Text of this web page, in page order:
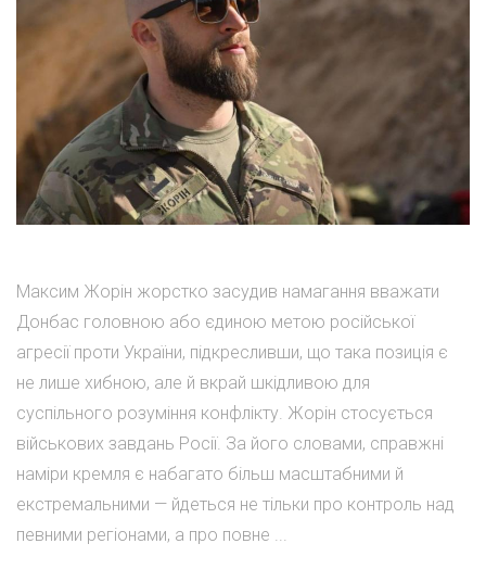
Максим Жорін жорстко засудив намагання вважати
Донбас головною або єдиною метою російської
агресії проти України, підкресливши, що така позиція є
не лише хибною, але й вкрай шкідливою для
суспільного розуміння конфлікту. Жорін стосується
військових завдань Росії. За його словами, справжні
наміри кремля є набагато більш масштабними й
екстремальними — йдеться не тільки про контроль над
певними регіонами, а про повне ...